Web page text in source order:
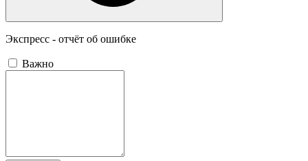
Экспресс - отчёт об ошибке
Важно